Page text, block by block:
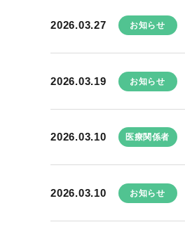
2026.03.27 お知らせ
2026.03.19 お知らせ
2026.03.10 医療関係者
2026.03.10 お知らせ